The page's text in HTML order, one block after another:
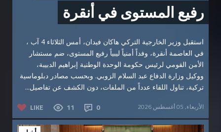
رفيع المستوى في أنقرة
استقبل وزير الخارجية التركي هاكان فيدان، أمس الثلاثاء 4 آب ،
في العاصمة أنقرة، وفداً أمنياً ليبياً رفيع المستوى، ضم مستشار
الأمن القومي لرئيس حكومة الوحدة الوطنية إبراهيم الدبيبة،
ووكيل وزارة الدفاع عبد السلام الزوبي. وبحسب مصادر دبلوماسية
تركية، تناول اللقاء عدداً من الملفات، دون الكشف عن تفاصيل...
LIKE 11 0 الأربعاء, 05 أغسطس 2026